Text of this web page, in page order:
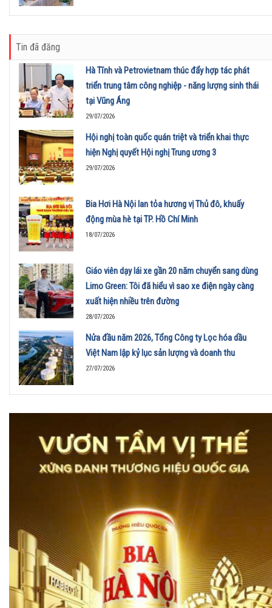
Tin đã đăng
Hà Tĩnh và Petrovietnam thúc đẩy hợp tác phát
triển trung tâm công nghiệp - năng lượng sinh thái
tại Vũng Áng
29/07/2026
Hội nghị toàn quốc quán triệt và triển khai thực
hiện Nghị quyết Hội nghị Trung ương 3
29/07/2026
Bia Hơi Hà Nội lan tỏa hương vị Thủ đô, khuấy
động mùa hè tại TP. Hồ Chí Minh
18/07/2026
Giáo viên dạy lái xe gần 20 năm chuyển sang dùng
Limo Green: Tôi đã hiểu vì sao xe điện ngày càng
xuất hiện nhiều trên đường
28/07/2026
Nửa đầu năm 2026, Tổng Công ty Lọc hóa dầu
Việt Nam lập kỷ lục sản lượng và doanh thu
27/07/2026